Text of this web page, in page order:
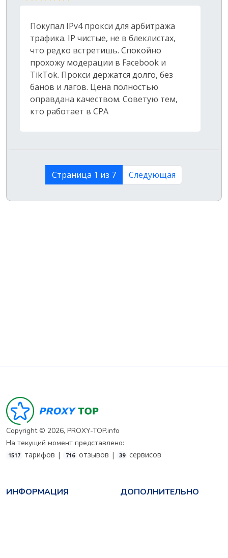
Покупал IPv4 прокси для арбитража
трафика. IP чистые, не в блеклистах,
что редко встретишь. Спокойно
прохожу модерации в Facebook и
TikTok. Прокси держатся долго, без
банов и лагов. Цена полностью
оправдана качеством. Советую тем,
кто работает в CPA
Страница 1 из 7 Следующая
Copyright © 2026, PROXY-TOP.info
На текущий момент представлено:
1517 тарифов | 716 отзывов | 39 сервисов
ИНФОРМАЦИЯ ДОПОЛНИТЕЛЬНО